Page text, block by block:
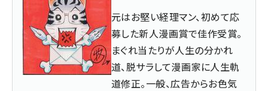
元はお堅い経理マン、初めて応
募した新人漫画賞で佳作受賞。
まぐれ当たりが人生の分かれ
道、脱サラして漫画家に人生軌
道修正。一般、広告からお色気